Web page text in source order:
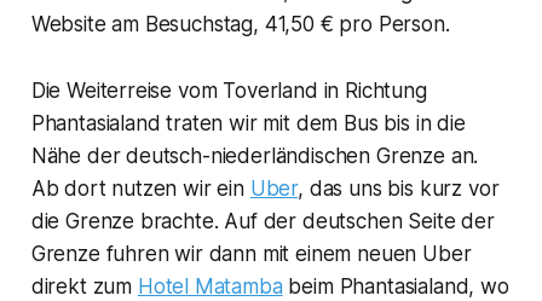
Website am Besuchstag, 41,50 € pro Person.
Die Weiterreise vom Toverland in Richtung
Phantasialand traten wir mit dem Bus bis in die
Nähe der deutsch-niederländischen Grenze an.
Ab dort nutzen wir ein Uber, das uns bis kurz vor
die Grenze brachte. Auf der deutschen Seite der
Grenze fuhren wir dann mit einem neuen Uber
direkt zum Hotel Matamba beim Phantasialand, wo